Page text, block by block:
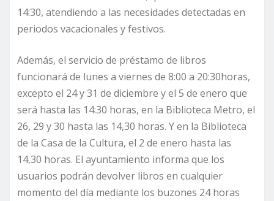
14:30, atendiendo a las necesidades detectadas en
periodos vacacionales y festivos.
Además, el servicio de préstamo de libros
funcionará de lunes a viernes de 8:00 a 20:30horas,
excepto el 24 y 31 de diciembre y el 5 de enero que
será hasta las 14:30 horas, en la Biblioteca Metro, el
26, 29 y 30 hasta las 14,30 horas. Y en la Biblioteca
de la Casa de la Cultura, el 2 de enero hasta las
14,30 horas. El ayuntamiento informa que los
usuarios podrán devolver libros en cualquier
momento del día mediante los buzones 24 horas